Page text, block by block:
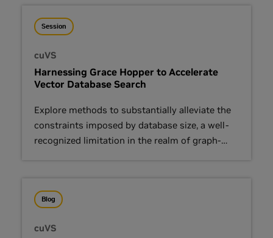
Session
cuVS
Harnessing Grace Hopper to Accelerate
Vector Database Search
Explore methods to substantially alleviate the
constraints imposed by database size, a well-
recognized limitation in the realm of graph-
Blog
cuVS